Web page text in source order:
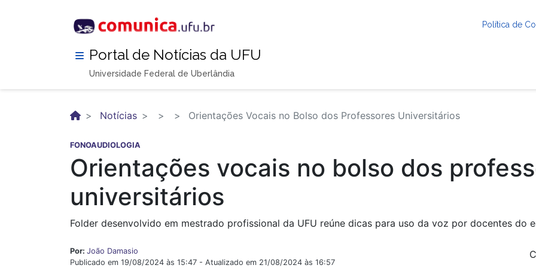
Política de
Portal de Notícias da UFU
Universidade Federal de Uberlândia
Notícias Orientações Vocais no Bolso dos Professores Universitários
FONOAUDIOLOGIA
Orientações vocais no bolso dos
universitários
Folder desenvolvido em mestrado profissional da UFU reúne dicas para uso da voz por docentes do
Por: João Damasio
Publicado em 19/08/2024 às 15:47 - Atualizado em 21/08/2024 às 16:57